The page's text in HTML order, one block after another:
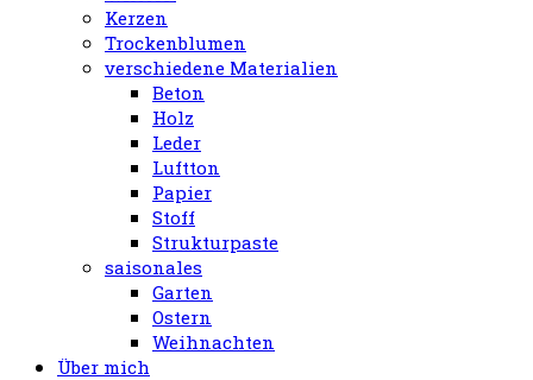
Kerzen
Trockenblumen
verschiedene Materialien
Beton
Holz
Leder
Luftton
Papier
Stoff
Strukturpaste
saisonales
Garten
Ostern
Weihnachten
Über mich